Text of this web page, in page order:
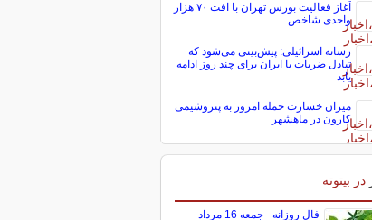
آغاز فعالیت بورس تهران با افت ۷۰ هزار
واحدی شاخص
رسانه اسرائیلی: پیش‌بینی می‌شود که
تبادل ضربات با ایران برای چند روز ادامه
یابد
میزان خسارت حمله امروز به پتروشیمی
کارون در ماهشهر
در بیتوته
فال روزانه - جمعه 16 مرداد